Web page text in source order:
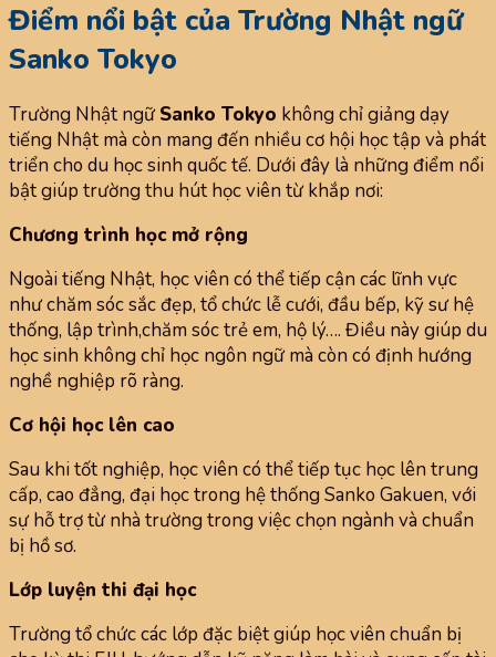
Điểm nổi bật của Trường Nhật ngữ
Sanko Tokyo
Trường Nhật ngữSanko Tokyo không chỉ giảng dạy
tiếng Nhật mà còn mang đến nhiều cơ hội học tập và phát
triển cho du học sinh quốc tế. Dưới đây là những điểm nổi
bật giúp trường thu hút học viên từ khắp nơi:
Chương trình học mở rộng
Ngoài tiếng Nhật, học viên có thể tiếp cận các lĩnh vực
như chăm sóc sắc đẹp, tổ chức lễ cưới, đầu bếp, kỹ sư hệ
thống, lập trình,chăm sóc trẻ em, hộ lý…. Điều này giúp du
học sinh không chỉ học ngôn ngữ mà còn có định hướng
nghề nghiệp rõ ràng.
Cơ hội học lên cao
Sau khi tốt nghiệp, học viên có thể tiếp tục học lên trung
cấp, cao đẳng, đại học trong hệ thống Sanko Gakuen, với
sự hỗ trợ từ nhà trường trong việc chọn ngành và chuẩn
bị hồ sơ.
Lớp luyện thi đại học
Trường tổ chức các lớp đặc biệt giúp học viên chuẩn bị